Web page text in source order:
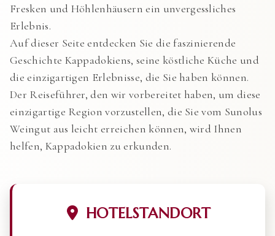
Fresken und Höhlenhäusern ein unvergessliches
Erlebnis.
Auf dieser Seite entdecken Sie die faszinierende
Geschichte Kappadokiens, seine köstliche Küche und
die einzigartigen Erlebnisse, die Sie haben können.
Der Reiseführer, den wir vorbereitet haben, um diese
einzigartige Region vorzustellen, die Sie vom Sunolus
Weingut aus leicht erreichen können, wird Ihnen
helfen, Kappadokien zu erkunden.
HOTELSTANDORT